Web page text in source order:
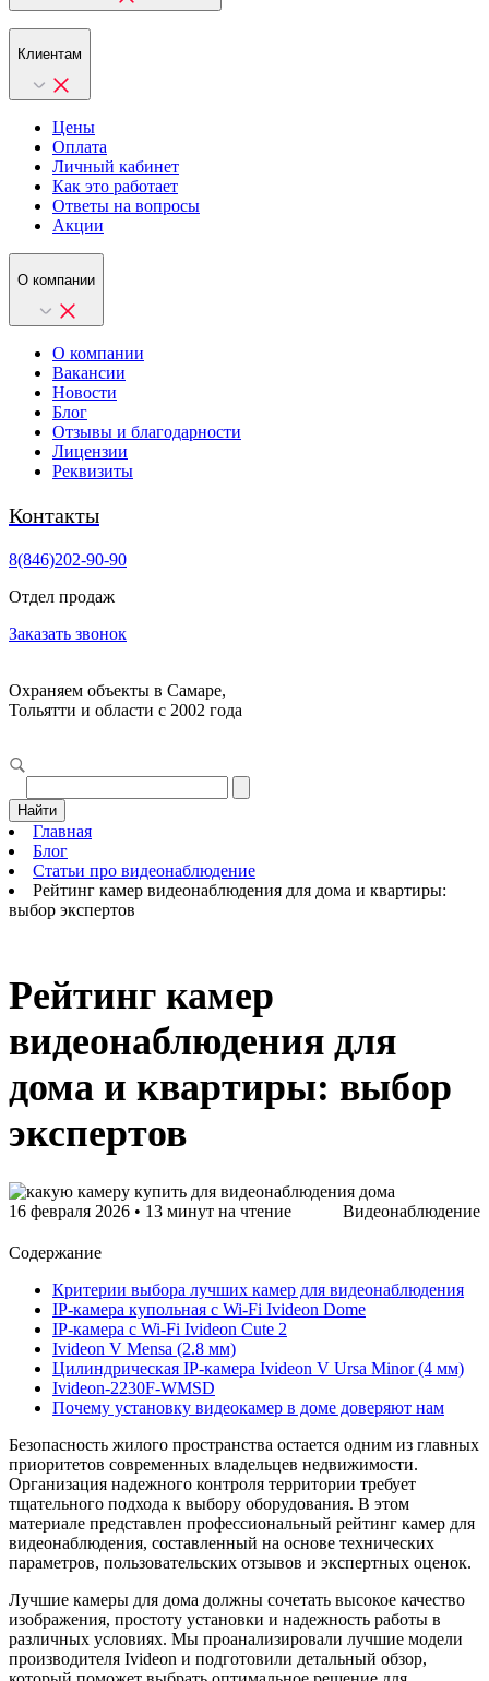
Клиентам
Цены
Оплата
Личный кабинет
Как это работает
Ответы на вопросы
Акции
О компании
О компании
Вакансии
Новости
Блог
Отзывы и благодарности
Лицензии
Реквизиты
Контакты
8(846)202-90-90
Отдел продаж
Заказать звонок
Охраняем объекты в Самаре,
Тольятти и области с 2002 года
Найти
Главная
Блог
Статьи про видеонаблюдение
Рейтинг камер видеонаблюдения для дома и квартиры:
выбор экспертов
Рейтинг камер
видеонаблюдения для
дома и квартиры: выбор
экспертов
16 февраля 2026 • 13 минут на чтение Видеонаблюдение
Содержание
Критерии выбора лучших камер для видеонаблюдения
IP-камера купольная с Wi-Fi Ivideon Dome
IP-камера с Wi-Fi Ivideon Cute 2
Ivideon V Mensa (2.8 мм)
Цилиндрическая IP-камера Ivideon V Ursa Minor (4 мм)
Ivideon-2230F-WMSD
Почему установку видеокамер в доме доверяют нам
Безопасность жилого пространства остается одним из главных
приоритетов современных владельцев недвижимости.
Организация надежного контроля территории требует
тщательного подхода к выбору оборудования. В этом
материале представлен профессиональный рейтинг камер для
видеонаблюдения, составленный на основе технических
параметров, пользовательских отзывов и экспертных оценок.
Лучшие камеры для дома должны сочетать высокое качество
изображения, простоту установки и надежность работы в
различных условиях. Мы проанализировали лучшие модели
производителя Ivideon и подготовили детальный обзор,